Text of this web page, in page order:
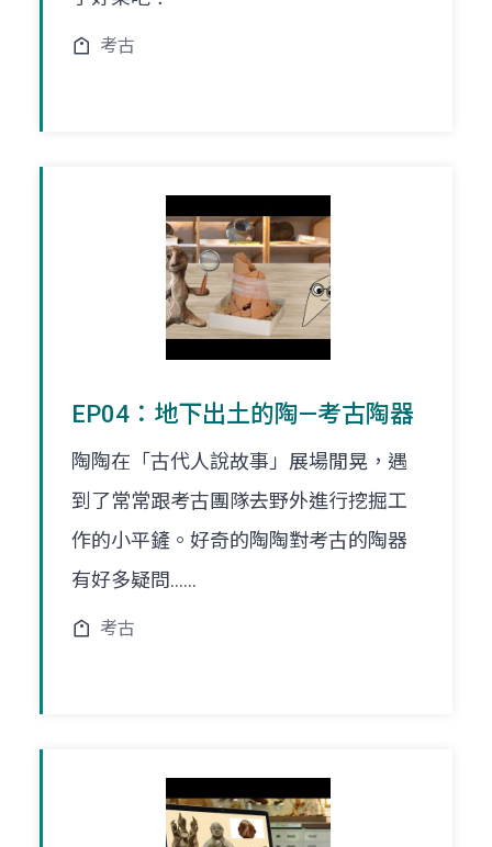
考古
EP04：地下出土的陶—考古陶器
陶陶在「古代人說故事」展場閒晃，遇
到了常常跟考古團隊去野外進行挖掘工
作的小平鏟。好奇的陶陶對考古的陶器
有好多疑問......
考古